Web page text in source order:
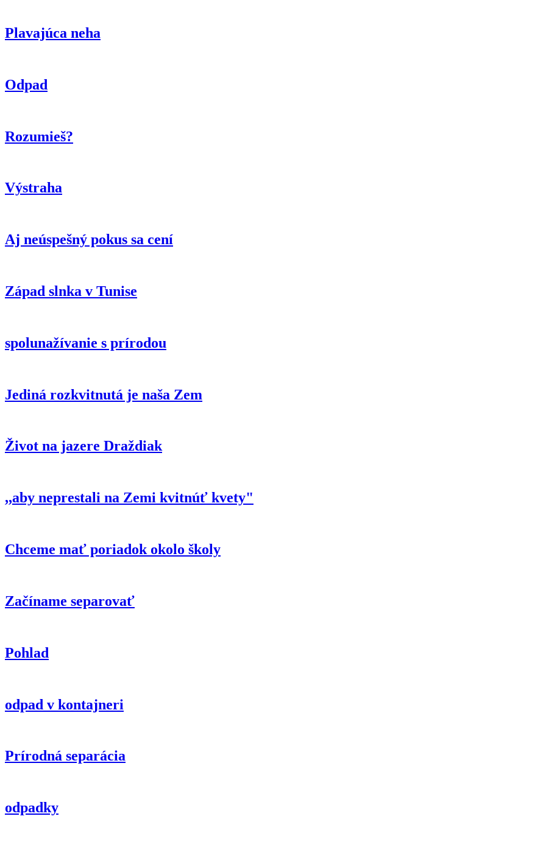
Plavajúca neha
Odpad
Rozumieš?
Výstraha
Aj neúspešný pokus sa cení
Západ slnka v Tunise
spolunažívanie s prírodou
Jediná rozkvitnutá je naša Zem
Život na jazere Draždiak
,,aby neprestali na Zemi kvitnúť kvety"
Chceme mať poriadok okolo školy
Začíname separovať
Pohlad
odpad v kontajneri
Prírodná separácia
odpadky